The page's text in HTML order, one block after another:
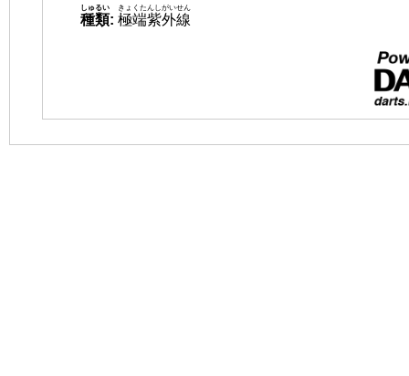
種類
しゅるい
: 極端紫外線
きょくたんしがいせん